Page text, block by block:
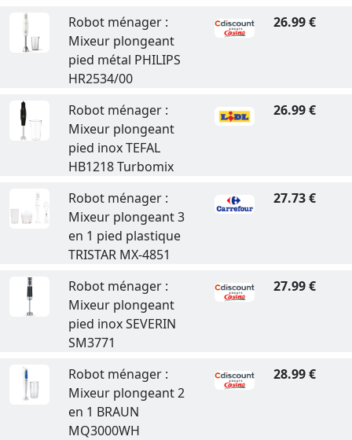
Robot ménager :
Mixeur plongeant
pied métal PHILIPS
HR2534/00
26.99 €
Robot ménager :
Mixeur plongeant
pied inox TEFAL
HB1218 Turbomix
26.99 €
Robot ménager :
Mixeur plongeant 3
en 1 pied plastique
TRISTAR MX-4851
27.73 €
Robot ménager :
Mixeur plongeant
pied inox SEVERIN
SM3771
27.99 €
Robot ménager :
Mixeur plongeant 2
en 1 BRAUN
MQ3000WH
28.99 €